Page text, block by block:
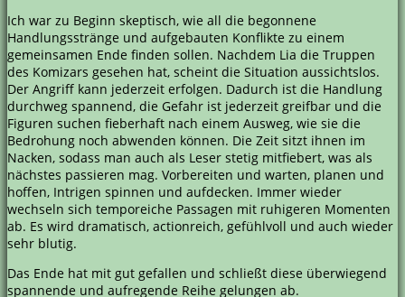
Ich war zu Beginn skeptisch, wie all die begonnene
Handlungsstränge und aufgebauten Konflikte zu einem
gemeinsamen Ende finden sollen. Nachdem Lia die Truppen
des Komizars gesehen hat, scheint die Situation aussichtslos.
Der Angriff kann jederzeit erfolgen. Dadurch ist die Handlung
durchweg spannend, die Gefahr ist jederzeit greifbar und die
Figuren suchen fieberhaft nach einem Ausweg, wie sie die
Bedrohung noch abwenden können. Die Zeit sitzt ihnen im
Nacken, sodass man auch als Leser stetig mitfiebert, was als
nächstes passieren mag. Vorbereiten und warten, planen und
hoffen, Intrigen spinnen und aufdecken. Immer wieder
wechseln sich temporeiche Passagen mit ruhigeren Momenten
ab. Es wird dramatisch, actionreich, gefühlvoll und auch wieder
sehr blutig.
Das Ende hat mit gut gefallen und schließt diese überwiegend
spannende und aufregende Reihe gelungen ab.